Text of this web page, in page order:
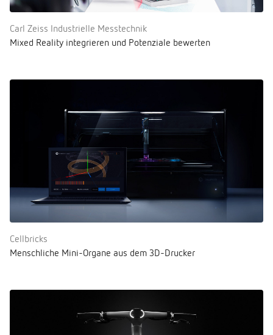
Carl Zeiss Industrielle Messtechnik
Mixed Reality integrieren und Potenziale bewerten
Cellbricks
Menschliche Mini-Organe aus dem 3D-Drucker